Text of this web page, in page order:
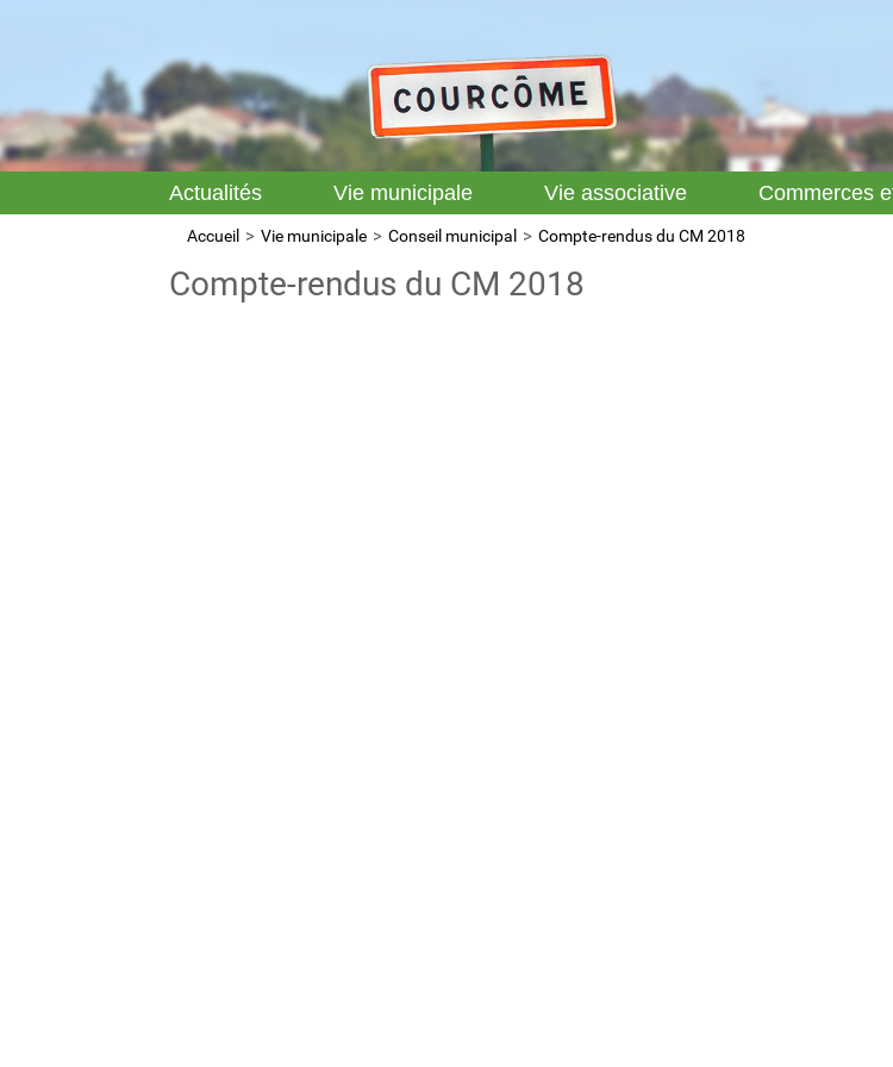
Actualités Vie municipale Vie associative Commerces
Accueil Vie municipale Conseil municipal Compte-rendus du CM 2018
Compte-rendus du CM 2018